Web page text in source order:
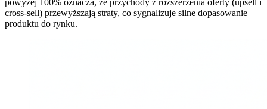
powyżej 100% oznacza, że przychody z rozszerzenia oferty (upsell i
cross-sell) przewyższają straty, co sygnalizuje silne dopasowanie
produktu do rynku.